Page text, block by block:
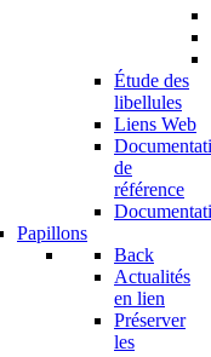
Étude des
libellules
Liens Web
de
référence
Papillons
Back
Actualités
en lien
Préserver
les